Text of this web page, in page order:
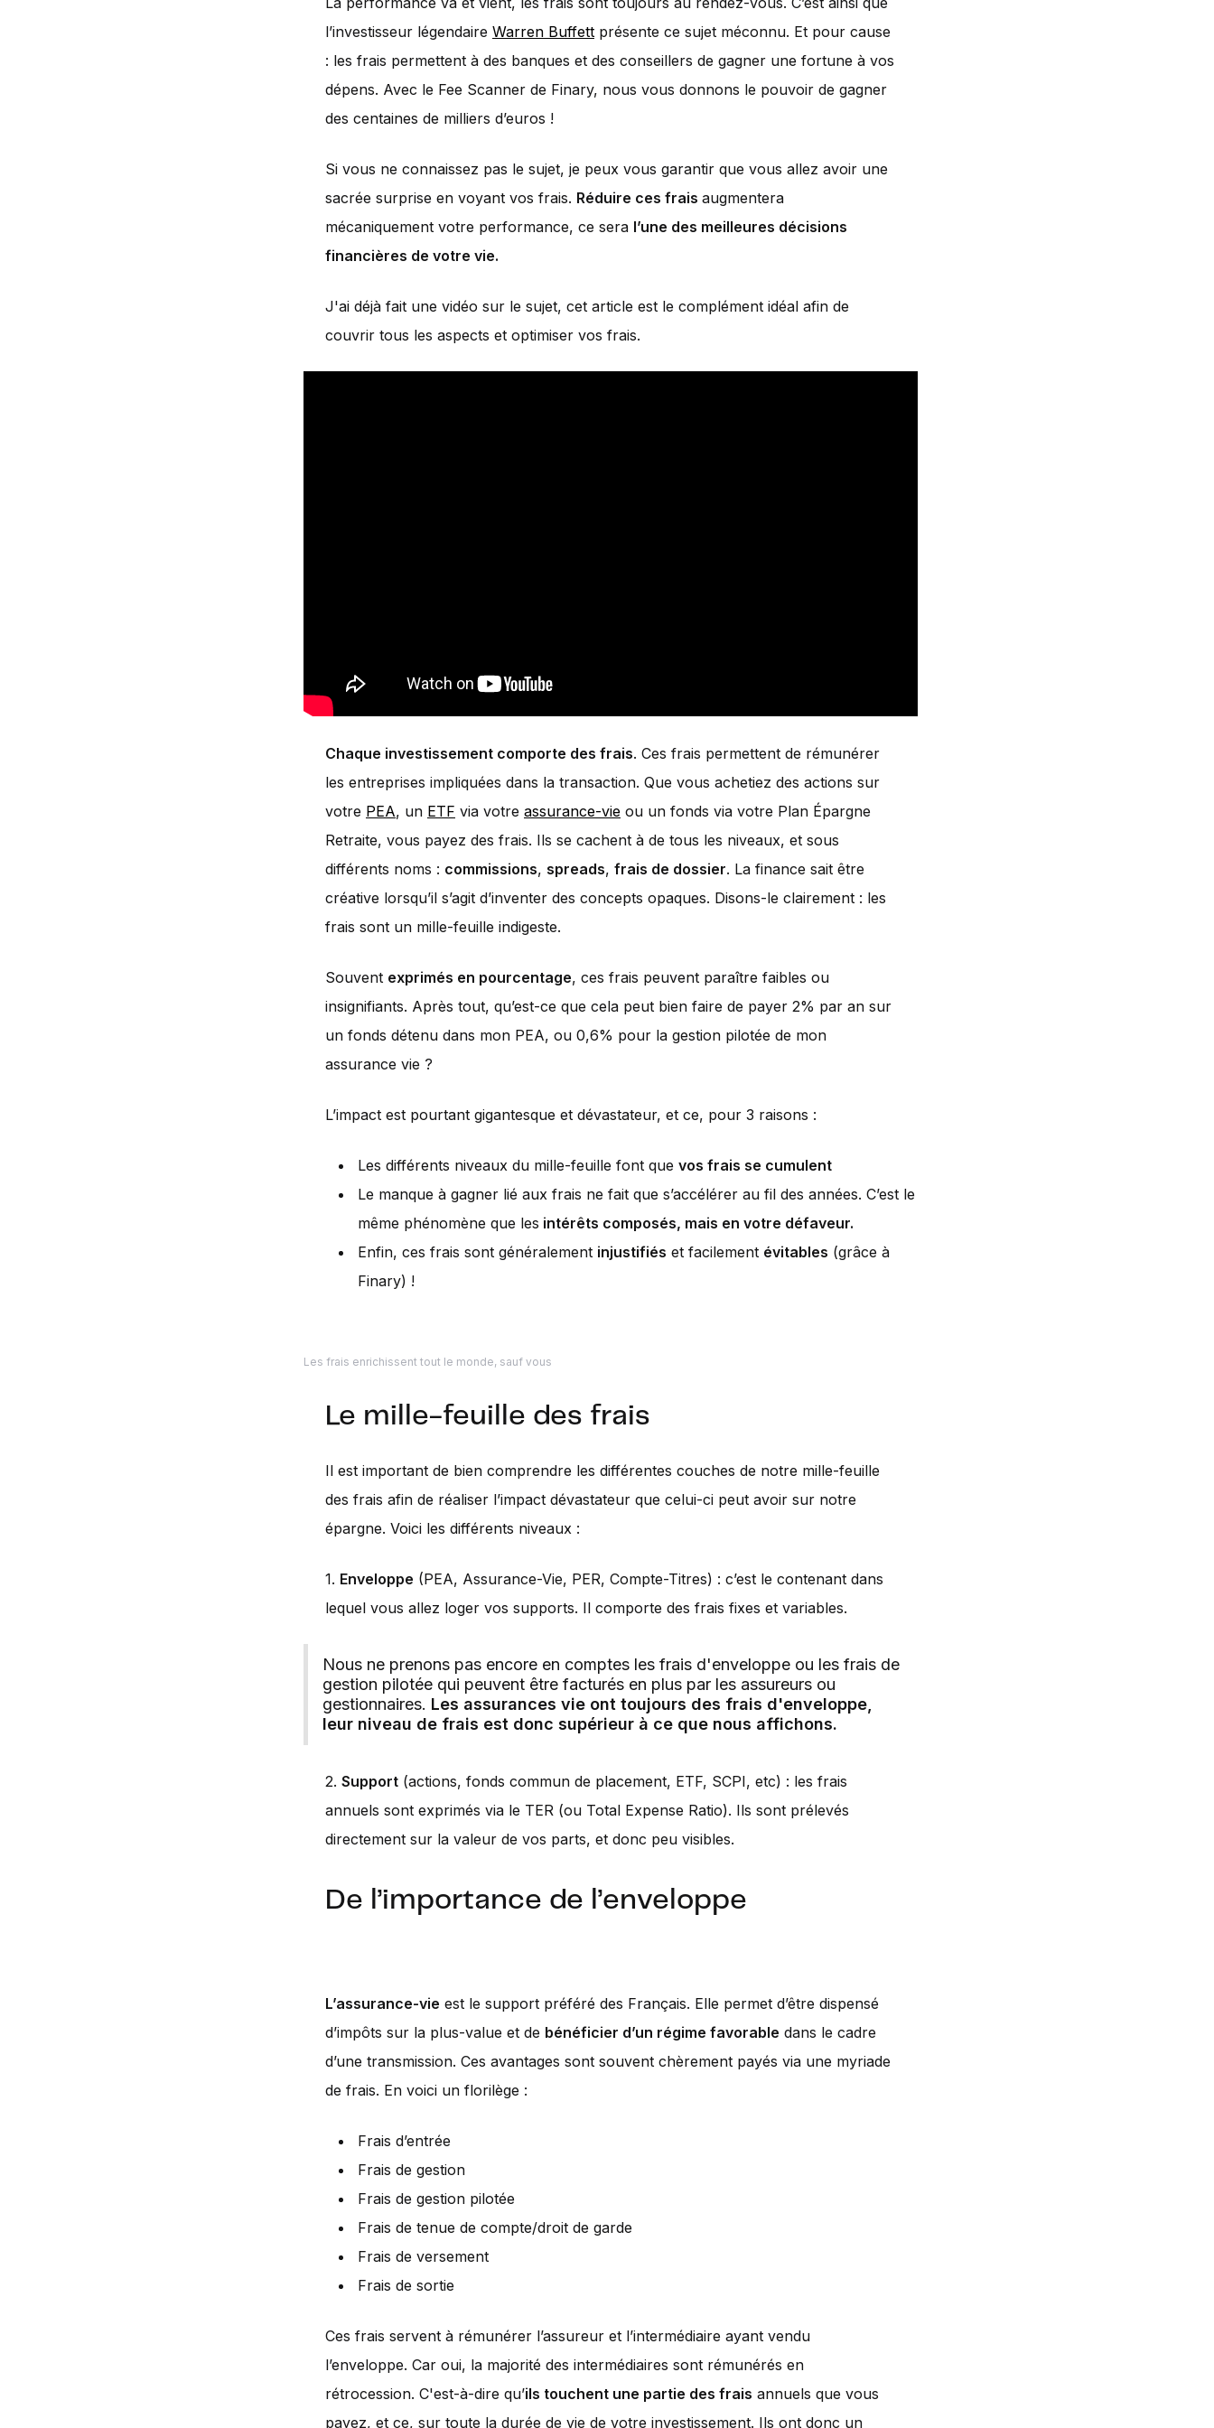
l’investisseur légendaire Warren Buffett présente ce sujet méconnu. Et pour cause
: les frais permettent à des banques et des conseillers de gagner une fortune à vos
dépens. Avec le Fee Scanner de Finary, nous vous donnons le pouvoir de gagner
des centaines de milliers d’euros !
Si vous ne connaissez pas le sujet, je peux vous garantir que vous allez avoir une
sacrée surprise en voyant vos frais. Réduire ces frais augmentera
mécaniquement votre performance, ce sera l’une des meilleures décisions
financières de votre vie.
J'ai déjà fait une vidéo sur le sujet, cet article est le complément idéal afin de
couvrir tous les aspects et optimiser vos frais.
Chaque investissement comporte des frais. Ces frais permettent de rémunérer
les entreprises impliquées dans la transaction. Que vous achetiez des actions sur
votre PEA, un ETF via votre assurance-vie ou un fonds via votre Plan Épargne
Retraite, vous payez des frais. Ils se cachent à de tous les niveaux, et sous
différents noms : commissions, spreads, frais de dossier. La finance sait être
créative lorsqu’il s’agit d’inventer des concepts opaques. Disons-le clairement : les
frais sont un mille-feuille indigeste.
Souvent exprimés en pourcentage, ces frais peuvent paraître faibles ou
insignifiants. Après tout, qu’est-ce que cela peut bien faire de payer 2% par an sur
un fonds détenu dans mon PEA, ou 0,6% pour la gestion pilotée de mon
assurance vie ?
L’impact est pourtant gigantesque et dévastateur, et ce, pour 3 raisons :
Les différents niveaux du mille-feuille font que vos frais se cumulent
Le manque à gagner lié aux frais ne fait que s’accélérer au fil des années. C’est le
même phénomène que les intérêts composés, mais en votre défaveur.
Enfin, ces frais sont généralement injustifiés et facilement évitables (grâce à
Finary) !
Les frais enrichissent tout le monde, sauf vous
Le mille-feuille des frais
Il est important de bien comprendre les différentes couches de notre mille-feuille
des frais afin de réaliser l’impact dévastateur que celui-ci peut avoir sur notre
épargne. Voici les différents niveaux :
1. Enveloppe (PEA, Assurance-Vie, PER, Compte-Titres) : c’est le contenant dans
lequel vous allez loger vos supports. Il comporte des frais fixes et variables.
Nous ne prenons pas encore en comptes les frais d'enveloppe ou les frais de
gestion pilotée qui peuvent être facturés en plus par les assureurs ou
gestionnaires. Les assurances vie ont toujours des frais d'enveloppe,
leur niveau de frais est donc supérieur à ce que nous affichons.
2. Support (actions, fonds commun de placement, ETF, SCPI, etc) : les frais
annuels sont exprimés via le TER (ou Total Expense Ratio). Ils sont prélevés
directement sur la valeur de vos parts, et donc peu visibles.
De l’importance de l’enveloppe
L’assurance-vie est le support préféré des Français. Elle permet d’être dispensé
d’impôts sur la plus-value et de bénéficier d’un régime favorable dans le cadre
d’une transmission. Ces avantages sont souvent chèrement payés via une myriade
de frais. En voici un florilège :
Frais d’entrée
Frais de gestion
Frais de gestion pilotée
Frais de tenue de compte/droit de garde
Frais de versement
Frais de sortie
Ces frais servent à rémunérer l’assureur et l’intermédiaire ayant vendu
l’enveloppe. Car oui, la majorité des intermédiaires sont rémunérés en
rétrocession. C'est-à-dire qu’ils touchent une partie des frais annuels que vous
payez, et ce, sur toute la durée de vie de votre investissement. Ils ont donc un